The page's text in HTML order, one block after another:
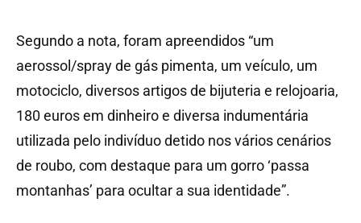
Segundo a nota, foram apreendidos “um
aerossol/spray de gás pimenta, um veículo, um
motociclo, diversos artigos de bijuteria e relojoaria,
180 euros em dinheiro e diversa indumentária
utilizada pelo indivíduo detido nos vários cenários
de roubo, com destaque para um gorro ‘passa
montanhas’ para ocultar a sua identidade”.